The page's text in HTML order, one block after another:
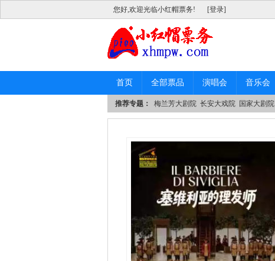
您好,欢迎光临小红帽票务! [登录]
首页 全部票品 演唱会 音乐会
推荐专题： 梅兰芳大剧院 长安大戏院 国家大剧院